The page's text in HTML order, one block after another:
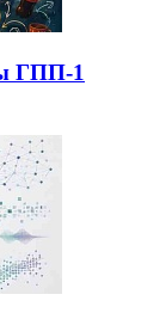
ГПП-1